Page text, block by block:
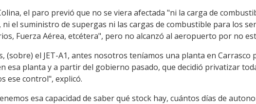
el paro previó que no se viera afectada "ni la carga de
ni el suministro de supergas ni las cargas de combustible para los
Fuerza Aérea, etcétera", pero no alcanzó al aeropuerto por no
(sobre) el JET-A1, antes nosotros teníamos una planta en
esa planta y a partir del gobierno pasado, que decidió privatizar
ese control", explicó.
esa capacidad de saber qué stock hay, cuántos días de